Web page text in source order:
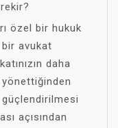
özel bir hukuk
bir avukat
daha
yönettiğinden
güçlendirilmesi
açısından